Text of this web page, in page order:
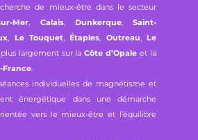
de mieux-être dans le secteur
Mer, Calais, Dunkerque, Saint-
, Le Touquet, Étaples, Outreau, Le
plus largement sur laCôte d’Opale et la
France.
individuelles de magnétisme et
énergétique dans une démarche
vers le mieux-être et l’équilibre